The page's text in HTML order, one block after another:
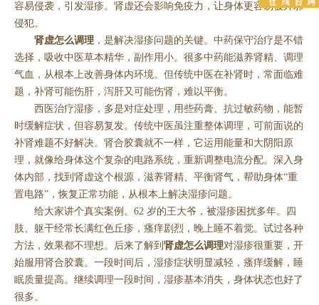
容易侵袭，引发湿疹。肾虚还会影响免疫力，让身体更容易被外邪
侵犯。
肾虚怎么调理 ，是解决湿疹问题的关键。中药保守治疗是不错
选择，吸收中医草本精华，副作用小。很多中药能滋养肾精、调理
气血，从根本上改善身体内环境。但传统中医在补肾时，常面临难
题，补肾可能伤肝，泻肝又可能伤肾，难以平衡。
西医治疗湿疹，多是对症处理，用些药膏、抗过敏药物，能暂
时缓解症状，但容易复发。传统中医虽注重整体调理，可前面说的
补肾难题不好解决。肾合胶囊就不一样，它运用能量和大阴阳原
理，就像给身体这个复杂的电路系统，重新调整电流分配。深入身
体内部，找到肾虚这个根源，滋养肾精、平衡肾气，帮助身体“重
置电路”，恢复正常功能，从根本上解决湿疹问题。
给大家讲个真实案例。62 岁的王大爷，被湿疹困扰多年。四
肢、躯干经常长满红色丘疹，瘙痒剧烈，晚上睡不着觉。试过各种
方法，效果都不理想。后来了解到 肾虚怎么调理对湿疹很重要，开
始服用肾合胶囊。一段时间后，湿疹症状明显减轻，瘙痒缓解，睡
眠质量提高。继续调理一段时间，湿疹基本消失，身体状态也好了
很多。